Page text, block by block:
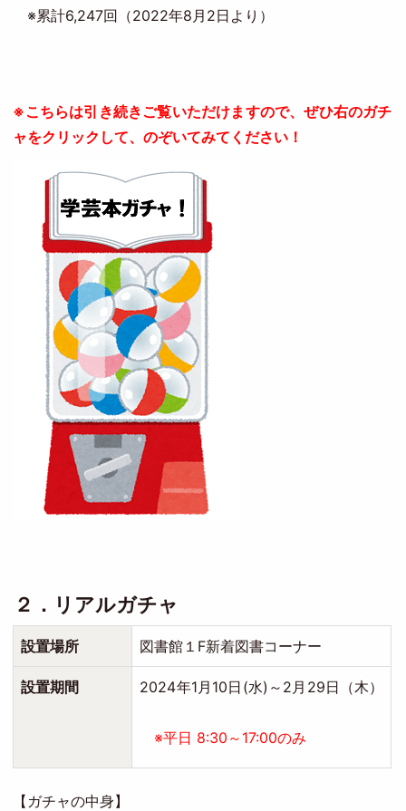
※累計6,247回（2022年8月2日より）
※こちらは引き続きご覧いただけますので、ぜひ右のガチ
ャをクリックして、のぞいてみてください！
２．リアルガチャ
設置場所 図書館１F新着図書コーナー
設置期間 2024年1月10日(水)～2月29日（木）
※平日 8:30～17:00のみ
【ガチャの中身】